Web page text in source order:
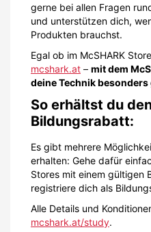
gerne bei allen Fragen
und unterstützen dich,
Produkten brauchst.
Egal ob im McSHARK
mcshark.at – mit dem
deine Technik
So erhältst du
Bildungsrabatt:
Es gibt mehrere
erhalten: Gehe dafür
Stores mit einem gültigen
registriere dich als
Alle Details und
mcshark.at/study.